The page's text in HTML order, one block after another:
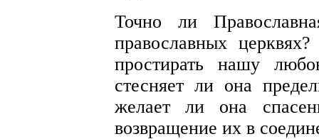
Точно ли
православных
простирать нашу
стесняет ли она
желает ли она
возвращение их в